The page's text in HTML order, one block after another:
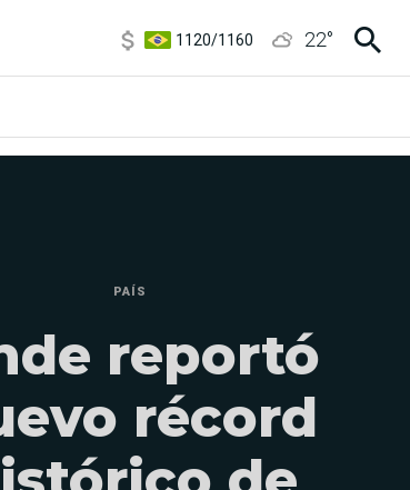
3,6/3,9
22°
PAÍS
reportó
récord